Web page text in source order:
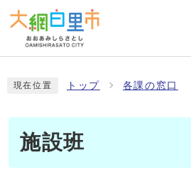
現在位置 トップ 各課の窓口
施設班